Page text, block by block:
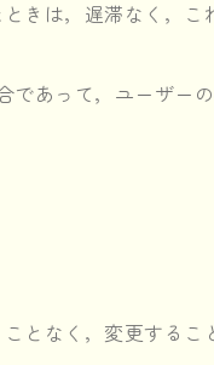
きは，遅滞なく，こ
あって，ユーザー
となく，変更するこ